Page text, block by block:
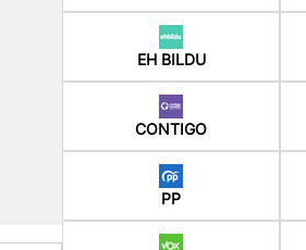
EH BILDU
CONTIGO
PP